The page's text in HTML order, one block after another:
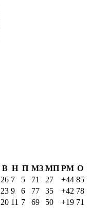
В Н П МЗ МП РМ О
26 7 5 71 27 +44 85
23 9 6 77 35 +42 78
20 11 7 69 50 +19 71